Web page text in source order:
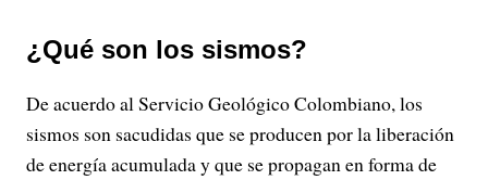
¿Qué son los sismos?
De acuerdo al Servicio Geológico Colombiano, los
sismos son sacudidas que se producen por la liberación
de energía acumulada y que se propagan en forma de